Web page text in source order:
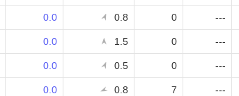
0.0 0.8 0 ---
0.0 1.5 0 ---
0.0 0.5 0 ---
0.0 0.8 7 ---